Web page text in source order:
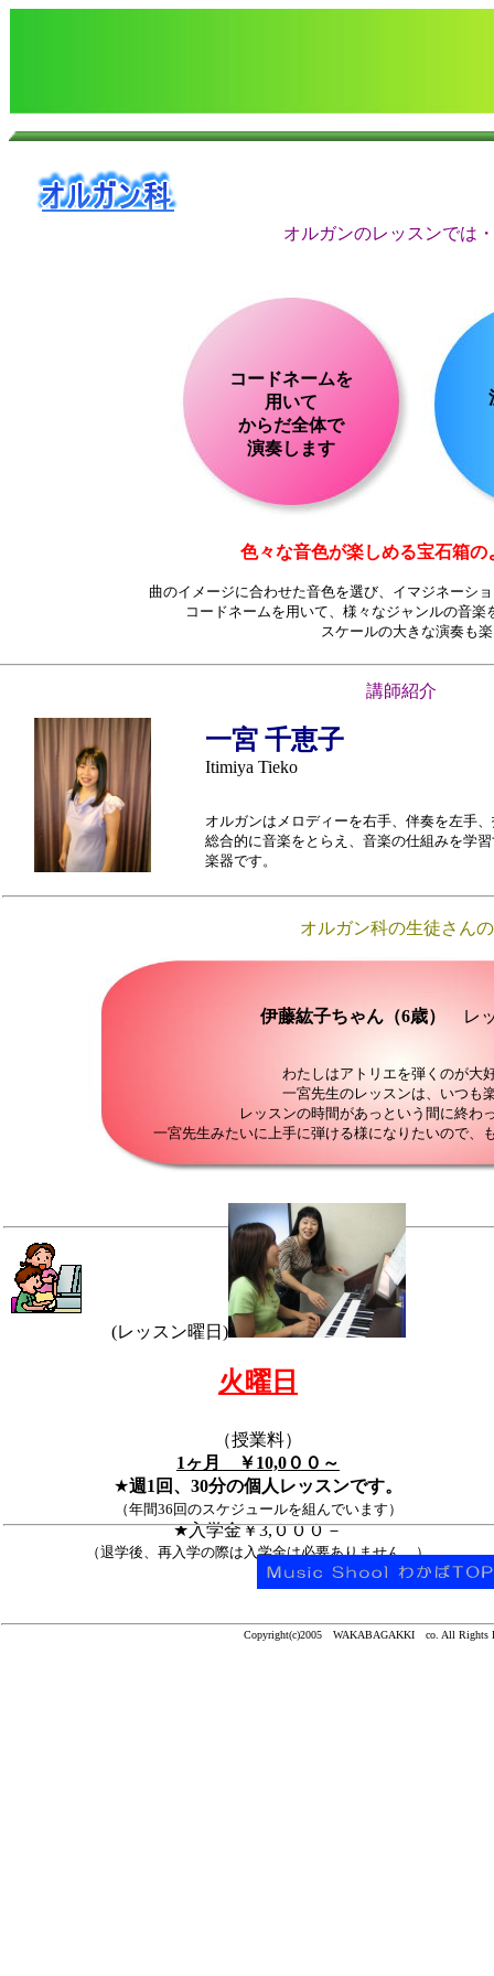
オルガンのレッスンでは
(レッスン曜日)
火曜日
（授業料）
1ヶ月 ￥10,0００～
★週1回、30分の個人レッスンです。
（年間36回のスケジュールを組んでいます）
★入学金￥3,０００－
（退学後、再入学の際は入学金は必要ありません。）
色々な音色が楽しめる宝石箱の
曲のイメージに合わせた音色を選び、イマジネーシ
コードネームを用いて、様々なジャンルの音
スケールの大きな演奏も
講師紹介
一宮 千恵子
Itimiya Tieko
オルガンはメロディーを右手、伴奏を左手
総合的に音楽をとらえ、音楽の仕組みを学
楽器です。
オルガン科の生徒さん
コードネームを
用いて
からだ全体で
演奏します
Copyright(c)2005 WAKABAGAKKI co. All Rights
伊藤紘子ちゃん（6歳） レ
わたしはアトリエを弾くのが大
一宮先生のレッスンは、いつも
レッスンの時間があっという間に終わ
一宮先生みたいに上手に弾ける様になりたいので、